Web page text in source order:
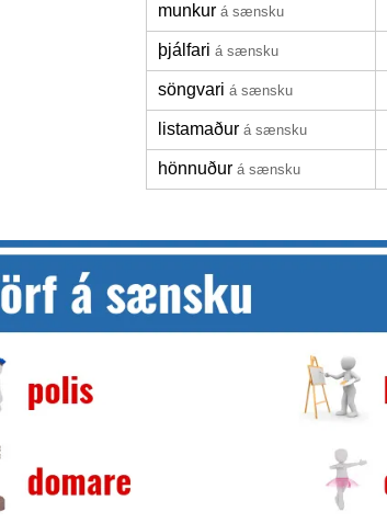
munkur á sænsku
þjálfari á sænsku
söngvari á sænsku
listamaður á sænsku
hönnuður á sænsku